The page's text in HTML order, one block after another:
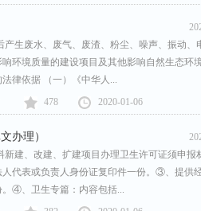
生废水、废气、废渣、粉尘、噪声、振动、
环境质量的建设项目及其他影响自然生态环
律依据 （一）《中华人...
478 2020-01-06
办理）
建、改建、扩建项目办理卫生许可证须申报
代表或负责人身份证复印件一份。③、提供
④、卫生专篇：内容包括...